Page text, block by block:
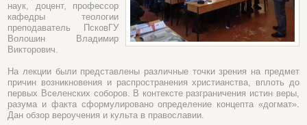
наук, доцент, профессор
кафедры теологии
преподаватель ПсковГУ
Волошин Владимир
Викторович.
На лекции были представлены различные точки зрения на предмет
причин возникновения и распространения христианства, вплоть до
первых Вселенских соборов. В контексте разграничения истин веры,
разума и факта сформулировано определение концепта «догмат».
Дан обзор вероучения и культа в православии.